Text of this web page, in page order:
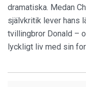
dramatiska. Medan
självkritik lever hans
tvillingbror Donald –
lyckligt liv med sin